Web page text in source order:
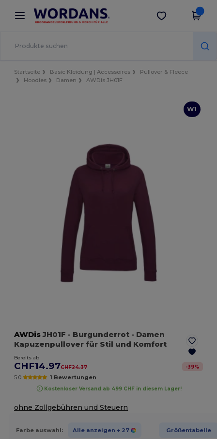
× Wordans App
Bessere Preise in der App!
App holen
Startseite Basic Kleidung | Accessoires
Pullover & Fleece
Hoodies
Damen AWDis JH01F
W1
AWDisJH01F - Burgunderrot - Damen
Kapuzenpullover für Stil und Komfort
Bereits ab
CHF14.97CHF24.37 -39%
5.0 1 Bewertungen
Kostenloser Versand ab 499 CHF in diesem Lager!
ohne Zollgebühren und Steuern
Farbe auswahl: Alle anzeigen + 27 Größentabelle